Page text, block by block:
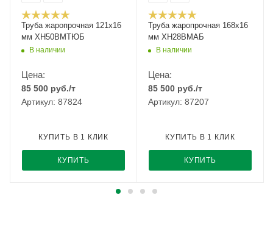
Труба жаропрочная 121х16
мм ХН50ВМТЮБ
В наличии
Цена:
85 500 руб./т
Артикул: 87824
КУПИТЬ
КУПИТЬ В 1 КЛИК
Труба жаропрочная 168х16
мм ХН28ВМАБ
В наличии
Цена:
85 500 руб./т
Артикул: 87207
КУПИТЬ
КУПИТЬ В 1 КЛИК